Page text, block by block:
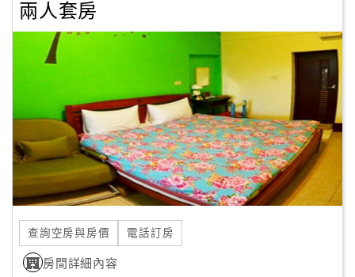
務
滿
度
訂
單
管
理
兩人套房
查詢空房與房價 電話訂房
房間詳細內容